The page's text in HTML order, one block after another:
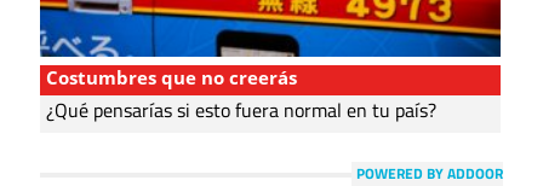
Costumbres que no creerás
¿Qué pensarías si esto fuera normal en tu país?
POWERED BY ADDOOR